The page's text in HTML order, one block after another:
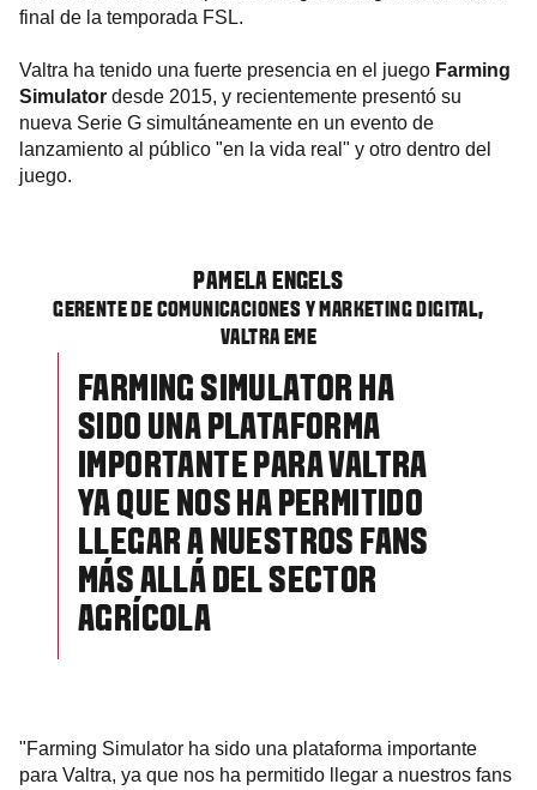
final de la temporada FSL.
Valtra ha tenido una fuerte presencia en el juego Farming
Simulator desde 2015, y recientemente presentó su
nueva Serie G simultáneamente en un evento de
lanzamiento al público "en la vida real" y otro dentro del
juego.
PAMELA ENGELS
GERENTE DE COMUNICACIONES Y MARKETING DIGITAL,
VALTRA EME
FARMING SIMULATOR HA
SIDO UNA PLATAFORMA
IMPORTANTE PARA VALTRA
YA QUE NOS HA PERMITIDO
LLEGAR A NUESTROS FANS
MÁS ALLÁ DEL SECTOR
AGRÍCOLA
"Farming Simulator ha sido una plataforma importante
para Valtra, ya que nos ha permitido llegar a nuestros fans